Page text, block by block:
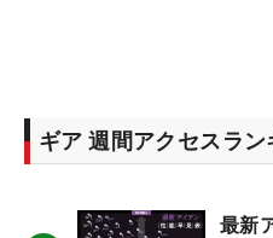
ギア 週間アクセスラン
最新